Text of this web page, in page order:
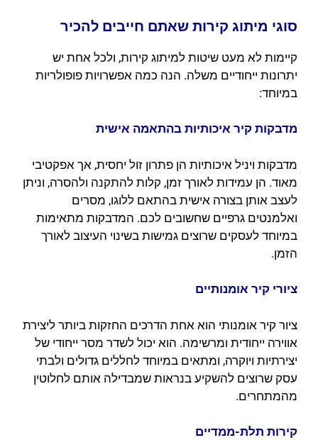
סוגי מיתוג קירות שאתם חייבים להכיר
קיימות לא מעט שיטות למיתוג קירות, ולכל אחת יש
יתרונות ייחודיים משלה. הנה כמה אפשרויות פופולריות
במיוחד:
מדבקות קיר איכותיות בהתאמה אישית
מדבקות ויניל איכותיות הן פתרון זול יחסית, אך אפקטיבי
מאוד. הן עמידות לאורך זמן, קלות להתקנה ולהסרה, וניתן
לעצב אותן בצורה אישית בהתאם ללוגו, מסרים
ואלמנטים גרפיים שחשובים לכם. המדבקות מתאימות
במיוחד לעסקים שרוצים גמישות בשינוי העיצוב לאורך
הזמן.
ציורי קיר אומנותיים
ציור קיר אומנותי הוא אחת הדרכים החזקות ביותר ליצירת
אווירה ייחודית ומרשימה. הוא יכול לשדר מסר ייחודי של
יצירתיות ויוקרה, ומתאים במיוחד לחללים גדולים ולבתי
עסק שרוצים להשקיע בנראות שמבדילה אותם לחלוטין
מהמתחרים.
קירות תלת-ממדיים